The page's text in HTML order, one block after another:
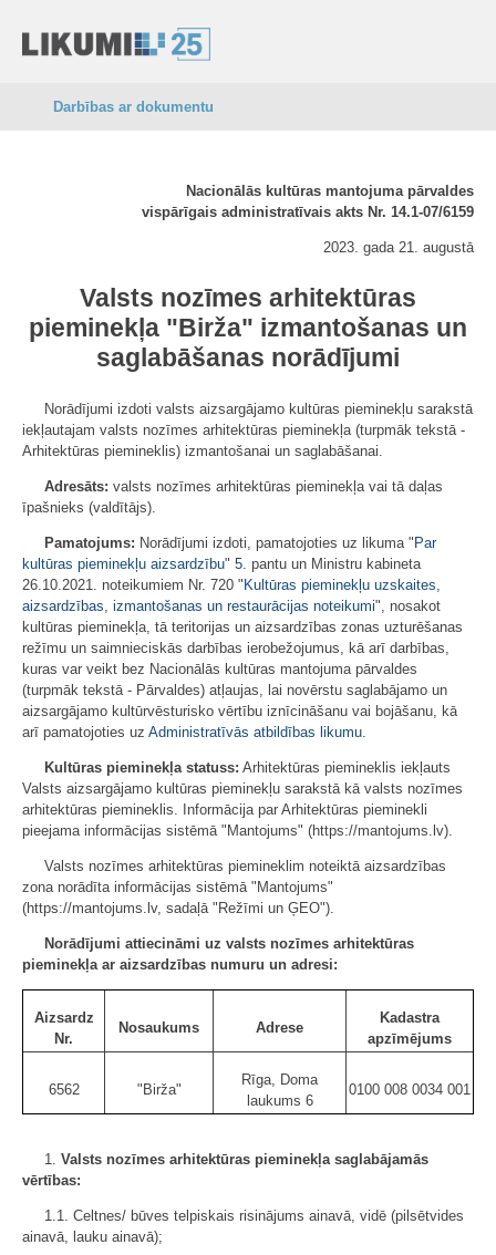
Darbības ar dokumentu
Nacionālās kultūras mantojuma pārvaldes
vispārīgais administratīvais akts Nr. 14.1-07/6159
2023. gada 21. augustā
Valsts nozīmes arhitektūras
pieminekļa "Birža" izmantošanas un
saglabāšanas norādījumi
Norādījumi izdoti valsts aizsargājamo kultūras pieminekļu sarakstā
iekļautajam valsts nozīmes arhitektūras pieminekļa (turpmāk tekstā -
Arhitektūras piemineklis) izmantošanai un saglabāšanai.
Adresāts: valsts nozīmes arhitektūras pieminekļa vai tā daļas
īpašnieks (valdītājs).
Pamatojums: Norādījumi izdoti, pamatojoties uz likuma " Par
kultūras pieminekļu aizsardzību" 5. pantu un Ministru kabineta
26.10.2021. noteikumiem Nr. 720 " Kultūras pieminekļu uzskaites,
aizsardzības, izmantošanas un restaurācijas noteikumi", nosakot
kultūras pieminekļa, tā teritorijas un aizsardzības zonas uzturēšanas
režīmu un saimnieciskās darbības ierobežojumus, kā arī darbības,
kuras var veikt bez Nacionālās kultūras mantojuma pārvaldes
(turpmāk tekstā - Pārvaldes) atļaujas, lai novērstu saglabājamo un
aizsargājamo kultūrvēsturisko vērtību iznīcināšanu vai bojāšanu, kā
arī pamatojoties uz Administratīvās atbildības likumu.
Kultūras pieminekļa statuss: Arhitektūras piemineklis iekļauts
Valsts aizsargājamo kultūras pieminekļu sarakstā kā valsts nozīmes
arhitektūras piemineklis. Informācija par Arhitektūras pieminekli
pieejama informācijas sistēmā "Mantojums" (https://mantojums.lv).
Valsts nozīmes arhitektūras piemineklim noteiktā aizsardzības
zona norādīta informācijas sistēmā "Mantojums"
(https://mantojums.lv, sadaļā "Režīmi un ĢEO").
Norādījumi attiecināmi uz valsts nozīmes arhitektūras
pieminekļa ar aizsardzības numuru un adresi:
Aizsardz
Nr.
Nosaukums Adrese
Kadastra
apzīmējums
6562 "Birža"
Rīga, Doma
laukums 6
0100 008 0034 001
1. Valsts nozīmes arhitektūras pieminekļa saglabājamās
vērtības:
1.1. Celtnes/ būves telpiskais risinājums ainavā, vidē (pilsētvides
ainavā, lauku ainavā);